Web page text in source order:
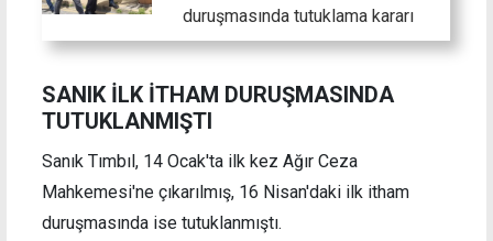
duruşmasında tutuklama kararı
SANIK İLK İTHAM DURUŞMASINDA
TUTUKLANMIŞTI
Sanık Tımbıl, 14 Ocak'ta ilk kez Ağır Ceza
Mahkemesi'ne çıkarılmış, 16 Nisan'daki ilk itham
duruşmasında ise tutuklanmıştı.